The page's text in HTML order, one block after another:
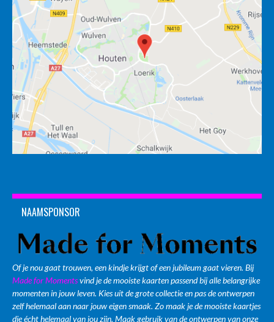
NAAMSPONSOR
Of je nou gaat trouwen, een kindje krijgt of een jubileum gaat vieren. Bij
Made for Momentsvind je de mooiste kaarten passend bij alle belangrijke
momenten in jouw leven. Kies uit de grote collectie en pas de ontwerpen
zelf helemaal aan naar jouw eigen smaak. Zo maak je de mooiste kaartjes
die écht helemaal van jou zijn. Maak gebruik van de ontwerpen van onze